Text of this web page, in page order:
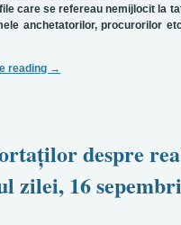
care se refereau nemijlocit la
anchetatorilor, procurorilor
reading →
despre
16